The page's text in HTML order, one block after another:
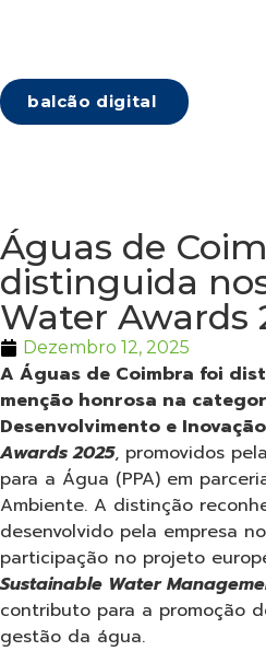
balcão digital
Águas de
distinguida
Water Awards
Dezembro 12, 2025
A Águas de Coimbra foi
menção honrosa na
Desenvolvimento e
Awards 2025, promovidos
para a Água (PPA) em
Ambiente. A distinção
desenvolvido pela empresa
participação no projeto
Sustainable Water
contributo para a promoção
gestão da água.